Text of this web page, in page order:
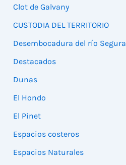
Clot de Galvany
CUSTODIA DEL TERRITORIO
Desembocadura del río Segura
Destacados
Dunas
El Hondo
El Pinet
Espacios costeros
Espacios Naturales